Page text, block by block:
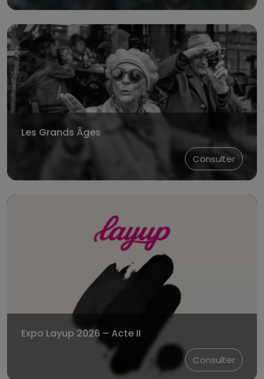
Les Grands Âges
Consulter
Expo Layup 2026 – Acte II
Consulter